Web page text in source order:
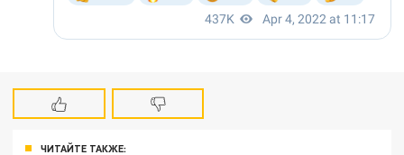
ЧИТАЙТЕ ТАКЖЕ: